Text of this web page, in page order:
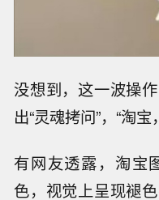
没想到，这一波操
出“灵魂拷问”，“淘
有网友透露，淘宝
色，视觉上呈现褪